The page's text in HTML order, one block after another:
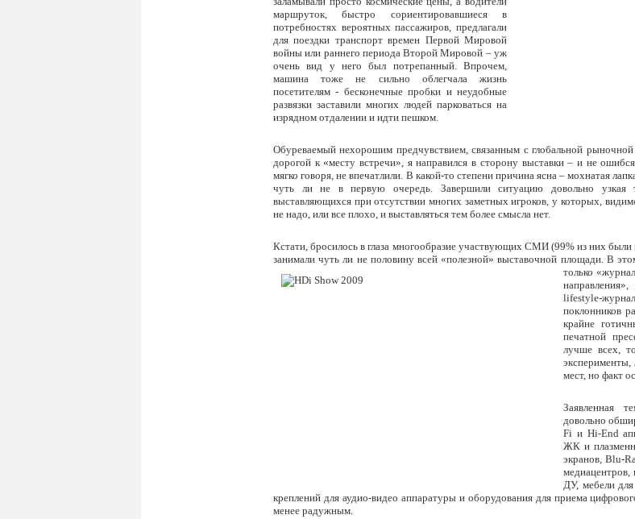
маршруток, быстро сориентировавшиеся в
потребностях вероятных пассажиров, предлагали
для поездки транспорт времен Первой Мировой
войны или раннего периода Второй Мировой – уж
очень вид у него был потрепанный. Впрочем,
машина тоже не сильно облегчала жизнь
посетителям - бесконечные пробки и неудобные
развязки заставили многих людей парковаться на
изрядном отдалении и идти пешком.
Обуреваемый нехорошим предчувствием, связанным с глобальной
дорогой к «месту встречи», я направился в сторону выставки – и не
мягко говоря, не впечатлили. В какой-то степени причина ясна – мохнатая
чуть ли не в первую очередь. Завершили ситуацию довольно узкая
выставляющихся при отсутствии многих заметных игроков, у которых,
не надо, или все плохо, и выставляться тем более смысла нет.
Кстати, бросилось в глаза многообразие участвующих СМИ (99% из них
занимали чуть ли не половину всей «полезной» выставочной площади. В
только
lifestyle-
поклонников
крайне
печатной
лучше всех,
мест, но факт
Заявленная
довольно
Fi и Hi-End
ЖК и
экранов, Blu-
медиацентров,
ДУ, мебели
креплений для аудио-видео аппаратуры и оборудования для приема
менее радужным.